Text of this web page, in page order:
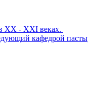
XX - XXI веках.
кафедрой